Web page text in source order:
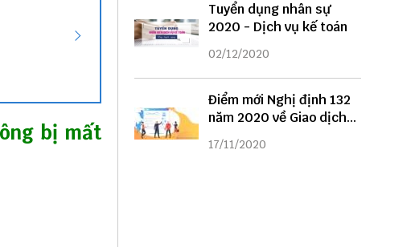
bị mất
Tuyển dụng nhân sự
2020 - Dịch vụ kế toán
02/12/2020
Điểm mới Nghị định 132
năm 2020 về Giao dịch
liên kết
17/11/2020